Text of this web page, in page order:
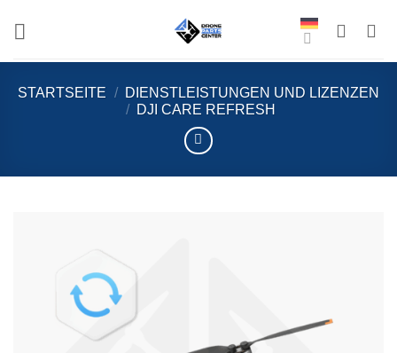
STARTSEITE /
DIENSTLEISTUNGEN UND LIZENZEN
/
DJI CARE REFRESH